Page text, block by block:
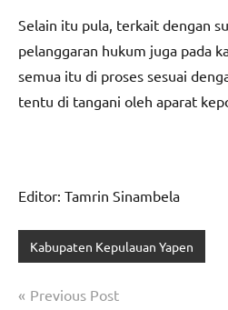
Selain itu pula, terkait dengan
pelanggaran hukum juga pada
semua itu di proses sesuai
tentu di tangani oleh aparat
Editor: Tamrin Sinambela
Kabupaten Kepulauan Yapen
Navigasi
Previous Post